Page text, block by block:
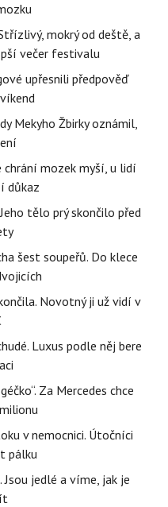
mokrý od deště, a
večer festivalu
upřesnili předpověď
Mekyho Žbirky oznámil,
mozek myší, u lidí
důkaz
tělo prý skončilo před
šest soupeřů. Do klece
Novotný ji už vidí v
Luxus podle něj bere
Za Mercedes chce
v nemocnici. Útočníci
pálku
jedlé a víme, jak je